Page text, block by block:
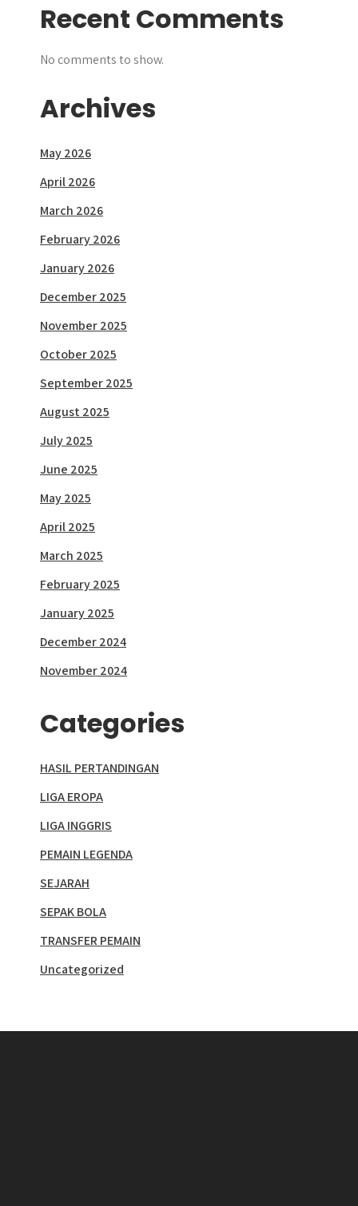
Recent Comments
No comments to show.
Archives
May 2026
April 2026
March 2026
February 2026
January 2026
December 2025
November 2025
October 2025
September 2025
August 2025
July 2025
June 2025
May 2025
April 2025
March 2025
February 2025
January 2025
December 2024
November 2024
Categories
HASIL PERTANDINGAN
LIGA EROPA
LIGA INGGRIS
PEMAIN LEGENDA
SEJARAH
SEPAK BOLA
TRANSFER PEMAIN
Uncategorized